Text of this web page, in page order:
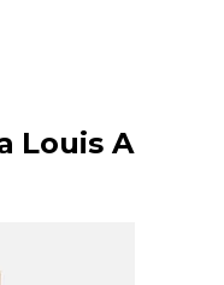
Louis A